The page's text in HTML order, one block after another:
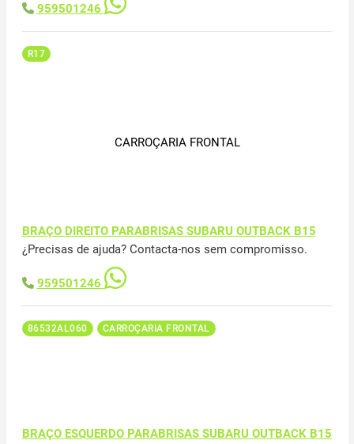
959501246
R17
CARROÇARIA FRONTAL
BRAÇO DIREITO PARABRISAS SUBARU OUTBACK B15
¿Precisas de ajuda? Contacta-nos sem compromisso.
959501246
86532AL060 CARROÇARIA FRONTAL
BRAÇO ESQUERDO PARABRISAS SUBARU OUTBACK B15